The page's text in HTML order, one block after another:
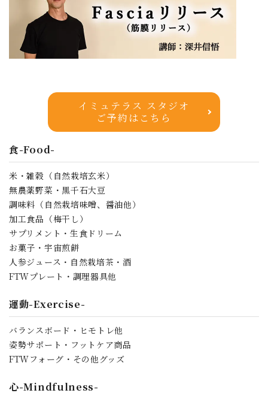
イミュテラス スタジオ
ご予約はこちら
食-Food-
米・雑穀（自然栽培玄米）
無農薬野菜・黒千石大豆
調味料（自然栽培味噌、醤油他）
加工食品（梅干し）
サプリメント・生食ドリーム
お菓子・宇宙煎餅
人参ジュース・自然栽培茶・酒
FTWプレート・調理器具他
運動-Exercise-
バランスボード・ヒモトレ他
姿勢サポート・フットケア商品
FTWフォーグ・その他グッズ
心-Mindfulness-